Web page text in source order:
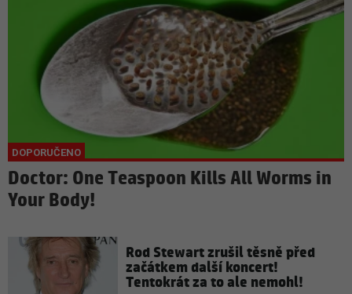
Doctor: One Teaspoon Kills All Worms in
Your Body!
Rod Stewart zrušil těsně před
začátkem další koncert!
Tentokrát za to ale nemohl!